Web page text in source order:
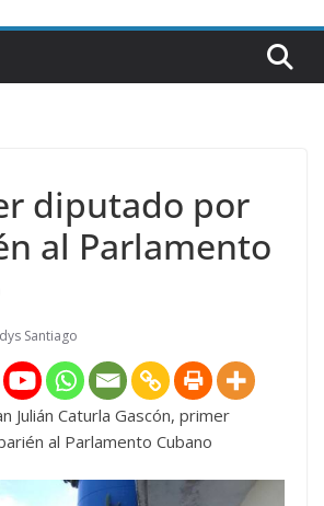
diputado por
al Parlamento
Santiago
Julián Caturla Gascón, primer
al Parlamento Cubano